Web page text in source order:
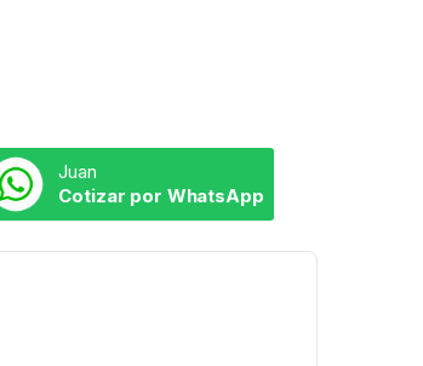
Juan
Cotizar por WhatsApp